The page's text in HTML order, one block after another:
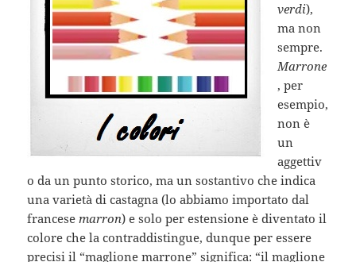
verdi),
ma non
sempre.
Marrone
, per
esempio,
non è
un
aggettiv
o da un punto storico, ma un sostantivo che indica
una varietà di castagna (lo abbiamo importato dal
francesemarron) e solo per estensione è diventato il
colore che la contraddistingue, dunque per essere
precisi il “maglione marrone” significa: “il maglione